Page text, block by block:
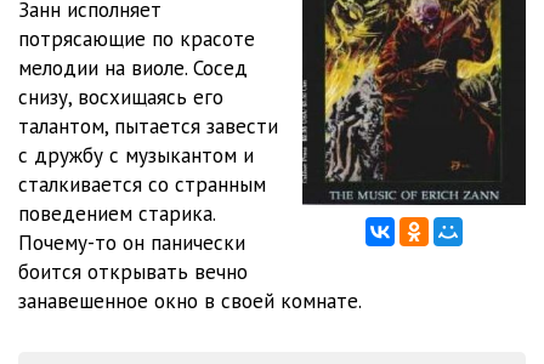
Занн исполняет
потрясающие по красоте
мелодии на виоле. Сосед
снизу, восхищаясь его
талантом, пытается завести
с дружбу с музыкантом и
сталкивается со странным
поведением старика.
Почему-то он панически
боится открывать вечно
занавешенное окно в своей комнате.